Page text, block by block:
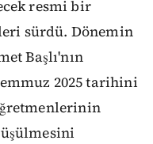
resmi bir
sürdü. Dönemin
Başlı'nın
2025 tarihini